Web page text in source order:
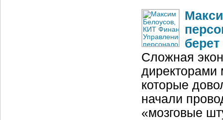
Cложная
директорами
которые
начали
«мозговые